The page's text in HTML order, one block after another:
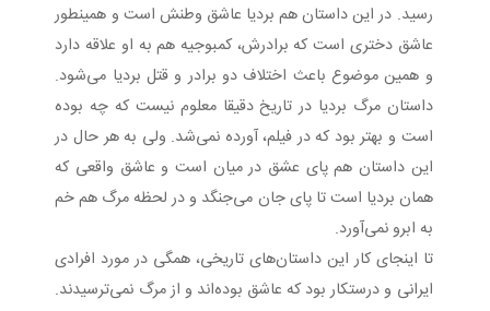
رسید. در این داستان هم بردیا عاشق وطنش است و همینطور
عاشق دختری است که برادرش، کمبوجیه هم به او علاقه دارد
و همین موضوع باعث اختلاف دو برادر و قتل بردیا می‌شود.
داستان مرگ بردیا در تاریخ دقیقا معلوم نیست که چه بوده
است و بهتر بود که در فیلم، آورده نمی‌شد. ولی به هر حال در
این داستان هم پای عشق در میان است و عاشق واقعی که
همان بردیا است تا پای جان می‌جنگد و در لحظه مرگ هم خم
به ابرو نمی‌آورد.
تا اینجای کار این داستان‌های تاریخی، همگی در مورد افرادی
ایرانی و درستکار بود که عاشق بوده‌اند و از مرگ نمی‌ترسیدند.